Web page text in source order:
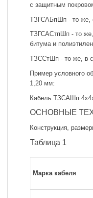
с защитным
ТЗГСАБпШп - то же,
ТЗГСАСтпШп - то же,
битума и
ТЗССтШп - то же, в
Пример условного
1,20 мм:
Кабель ТЗСАШп
ОСНОВНЫЕ
Конструкция,
Таблица 1
Марка кабеля